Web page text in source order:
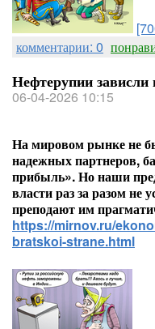
комментарии: 0
Нефтерупии зависли
06-04-2026 10:15
На мировом рынке не
надежных партнеров,
прибыль». Но наши
власти раз за разом не
преподают им
https://mirnov.ru/
bratskoi-strane.html